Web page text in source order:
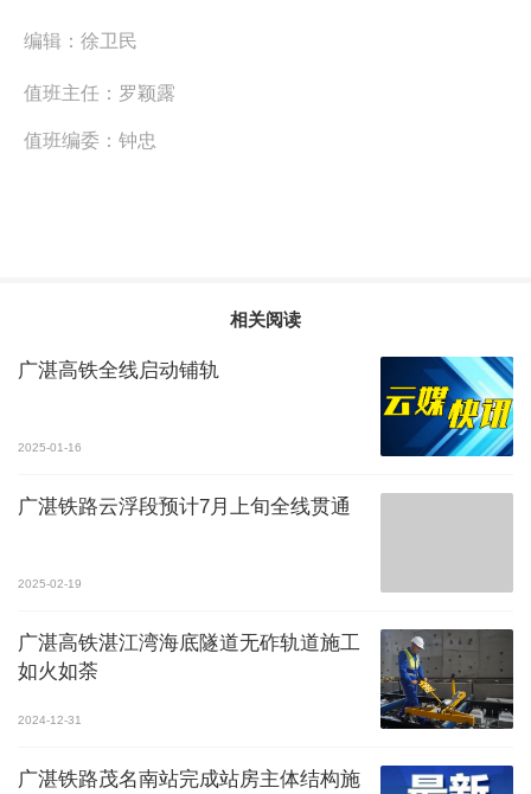
编辑： 徐卫民
值班主任： 罗颖露
值班编委： 钟忠
相关阅读
广湛高铁全线启动铺轨
2025-01-16
广湛铁路云浮段预计7月上旬全线贯通
2025-02-19
广湛高铁湛江湾海底隧道无砟轨道施工
如火如荼
2024-12-31
广湛铁路茂名南站完成站房主体结构施